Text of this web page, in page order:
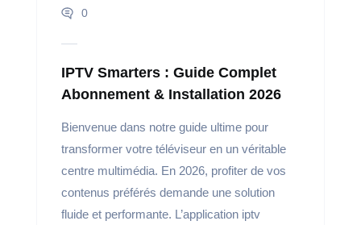
0
IPTV Smarters : Guide Complet
Abonnement & Installation 2026
Bienvenue dans notre guide ultime pour
transformer votre téléviseur en un véritable
centre multimédia. En 2026, profiter de vos
contenus préférés demande une solution
fluide et performante. L’application iptv